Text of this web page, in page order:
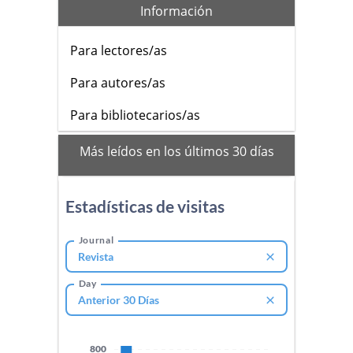
Información
Para lectores/as
Para autores/as
Para bibliotecarios/as
mas_vistos
Más leídos en los últimos 30 días